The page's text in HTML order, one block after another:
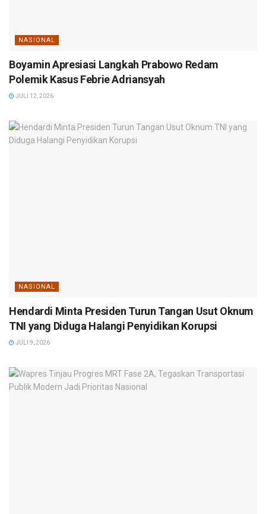
NASIONAL
Boyamin Apresiasi Langkah Prabowo Redam
Polemik Kasus Febrie Adriansyah
JULI 12, 2026
NASIONAL
Hendardi Minta Presiden Turun Tangan Usut Oknum
TNI yang Diduga Halangi Penyidikan Korupsi
JULI 9, 2026